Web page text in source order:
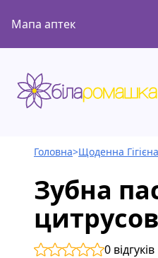
Мапа аптек
Головна>Щоденна Гігієна
Зубна
0 відгуків